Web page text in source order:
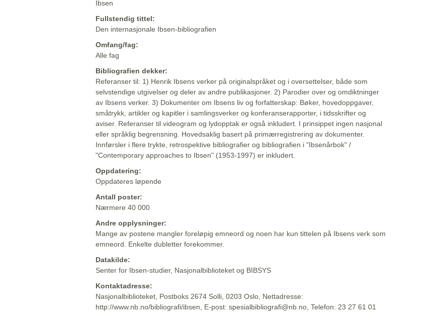
Ibsen
Fullstendig tittel:
Den internasjonale Ibsen-bibliografien
Omfang/fag:
Alle fag
Bibliografien dekker:
Referanser til: 1) Henrik Ibsens verker på originalspråket og i oversettelser, både som
selvstendige utgivelser og deler av andre publikasjoner. 2) Parodier over og omdiktninger
av Ibsens verker. 3) Dokumenter om Ibsens liv og forfatterskap: Bøker, hovedoppgaver,
småtrykk, artikler og kapitler i samlingsverker og konferanserapporter, i tidsskrifter og
aviser. Referanser til videogram og lydopptak er også inkludert. I prinsippet ingen nasjonal
eller språklig begrensning. Hovedsaklig basert på primærregistrering av dokumenter.
Innførsler i flere trykte, retrospektive bibliografier og bibliografien i "Ibsenårbok" /
"Contemporary approaches to Ibsen" (1953-1997) er inkludert.
Oppdatering:
Oppdateres løpende
Antall poster:
Nærmere 40 000
Andre opplysninger:
Mange av postene mangler foreløpig emneord og noen har kun tittelen på Ibsens verk som
emneord. Enkelte dubletter forekommer.
Datakilde:
Senter for Ibsen-studier, Nasjonalbiblioteket og BIBSYS
Kontaktadresse:
Nasjonalbiblioteket, Postboks 2674 Solli, 0203 Oslo, Nettadresse:
http://www.nb.no/bibliografi/ibsen, E-post: spesialbibliografi@nb.no, Telefon: 23 27 61 01